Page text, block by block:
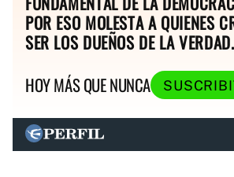
POR ESO MOLESTA A QUIENES
SER LOS DUEÑOS DE LA VERDAD.
HOY MÁS QUE NUNCA